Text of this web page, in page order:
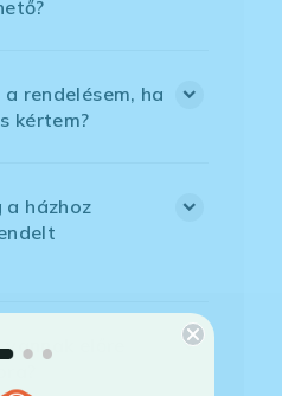
rendelésem, ha
kértem?
a házhoz
előre